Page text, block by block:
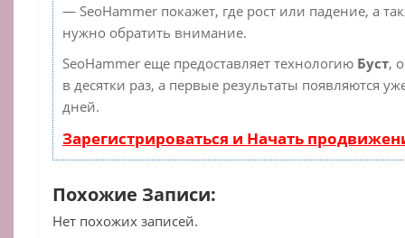
— SeoHammer покажет, где рост или падение, а
нужно обратить внимание.
SeoHammer еще предоставляет технологию Буст,
в десятки раз, а первые результаты появляются
дней.
Зарегистрироваться и Начать
Похожие Записи:
Нет похожих записей.